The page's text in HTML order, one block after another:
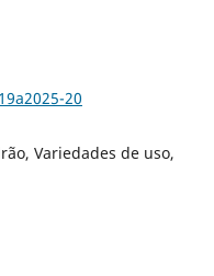
20
Variedades de uso,